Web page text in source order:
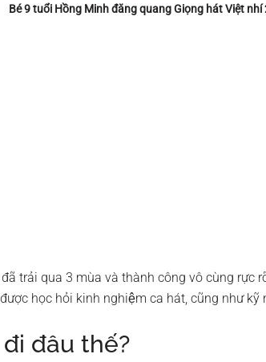
Bé 9 tuổi Hồng Minh đăng quang Giọng hát Việt nhí
trải qua 3 mùa và thành công vô cùng rực
học hỏi kinh nghiệm ca hát, cũng như kỹ
đâu thế?